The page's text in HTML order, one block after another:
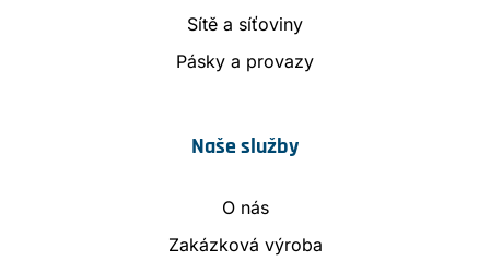
Sítě a síťoviny
Pásky a provazy
Naše služby
O nás
Zakázková výroba